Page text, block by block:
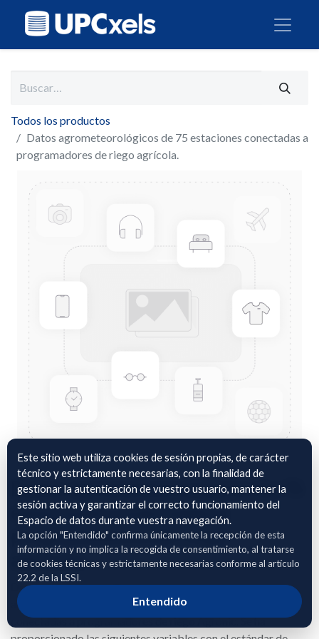
Todos los productos
Datos agrometeorológicos de 75 estaciones conectadas a
programadores de riego agrícola.
Datos agrometeorológicos de 75
estaciones conectadas a
programadores de riego
agrícola.
Datos agrometeorológicos de varios años (hasta 3 años de
antigüedad) de 75 estaciones agroclimáticas que están
conectadas a programadores de riego Agrónic. Se ha
Este sitio web utiliza cookies de sesión propias, de carácter
técnico y estrictamente necesarias, con la finalidad de
gestionar la autenticación de vuestro usuario, mantener la
sesión activa y garantizar el correcto funcionamiento del
Espacio de datos durante vuestra navegación.
La opción "Entendido" confirma únicamente la recepción de esta
información y no implica la recogida de consentimiento, al tratarse
de cookies técnicas y estrictamente necesarias conforme al artículo
22.2 de la LSSI.
Entendido